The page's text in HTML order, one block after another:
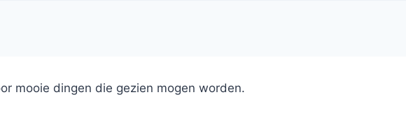
mooie dingen die gezien mogen worden.